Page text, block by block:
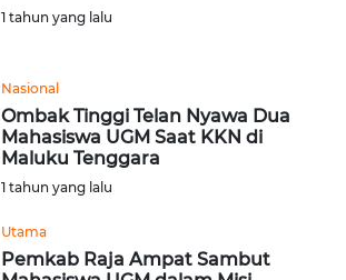
1 tahun yang lalu
Nasional
Ombak Tinggi Telan Nyawa Dua
Mahasiswa UGM Saat KKN di
Maluku Tenggara
1 tahun yang lalu
Utama
Pemkab Raja Ampat Sambut